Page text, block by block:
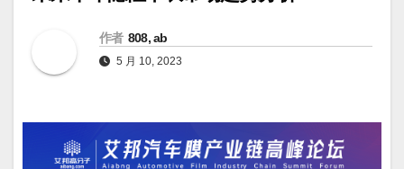
作者 808, ab
5 月 10, 2023